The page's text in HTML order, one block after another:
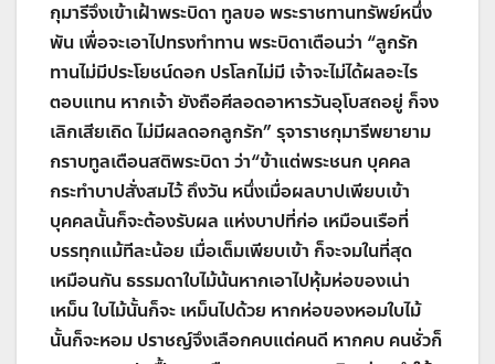
กุมารีจึงเข้าเฝ้าพระบิดา ทูลขอ พระราชทานทรัพย์หนึ่ง
พัน เพื่อจะเอาไปทรงทำทาน พระบิดาเตือนว่า “ลูกรัก
ทานไม่มีประโยชน์ดอก ปรโลกไม่มี เจ้าจะไม่ได้ผลอะไร
ตอบแทน หากเจ้า ยังถือศีลอดอาหารวันอุโบสถอยู่ ก็จง
เลิกเสียเถิด ไม่มีผลดอกลูกรัก”รุจาราชกุมารีพยายาม
กราบทูลเตือนสติพระบิดา ว่า“ข้าแต่พระชนก บุคคล
กระทำบาปสั่งสมไว้ ถึงวัน หนึ่งเมื่อผลบาปเพียบเข้า
บุคคลนั้นก็จะต้องรับผล แห่งบาปที่ก่อ เหมือนเรือที่
บรรทุกแม้ทีละน้อย เมื่อเต็มเพียบเข้า ก็จะจมในที่สุด
เหมือนกัน ธรรมดาใบไม้น้นหากเอาไปหุ้มห่อของเน่า
เหม็น ใบไม้นั้นก็จะ เหม็นไปด้วย หากห่อของหอมใบไม้
นั้นก็จะหอม ปราชญ์จึงเลือกคบแต่คนดี หากคบ คนชั่วก็